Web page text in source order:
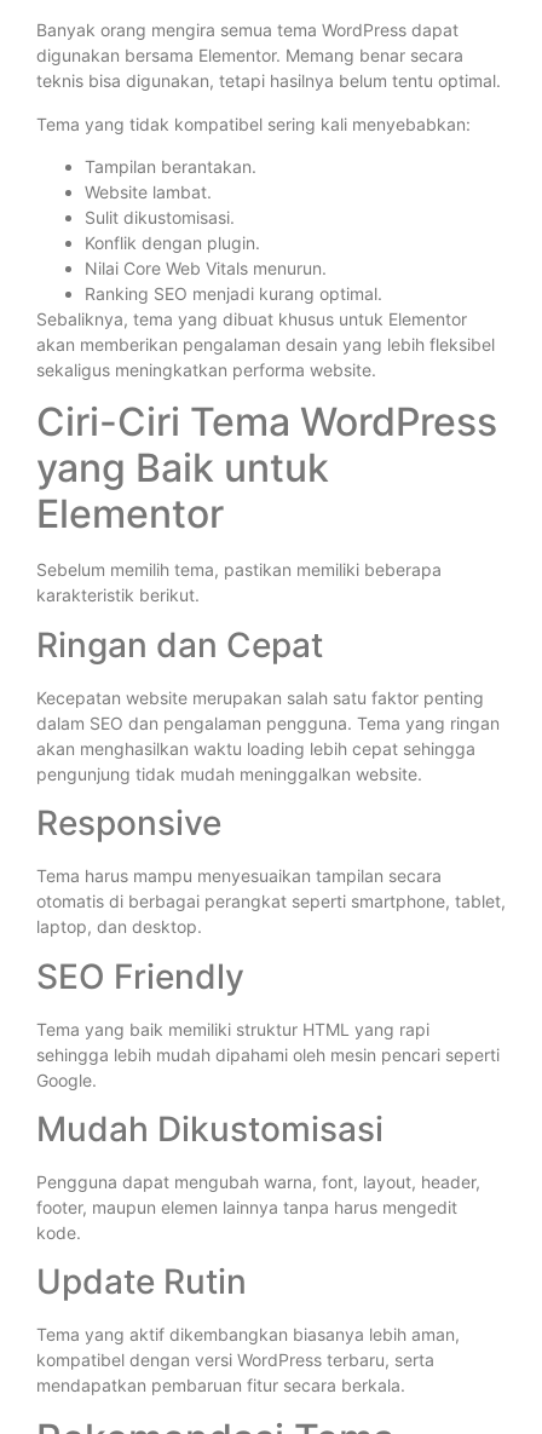
Banyak orang mengira semua tema WordPress dapat
digunakan bersama Elementor. Memang benar secara
teknis bisa digunakan, tetapi hasilnya belum tentu optimal.
Tema yang tidak kompatibel sering kali menyebabkan:
Tampilan berantakan.
Website lambat.
Sulit dikustomisasi.
Konflik dengan plugin.
Nilai Core Web Vitals menurun.
Ranking SEO menjadi kurang optimal.
Sebaliknya, tema yang dibuat khusus untuk Elementor
akan memberikan pengalaman desain yang lebih fleksibel
sekaligus meningkatkan performa website.
Ciri-Ciri Tema WordPress
yang Baik untuk
Elementor
Sebelum memilih tema, pastikan memiliki beberapa
karakteristik berikut.
Ringan dan Cepat
Kecepatan website merupakan salah satu faktor penting
dalam SEO dan pengalaman pengguna. Tema yang ringan
akan menghasilkan waktu loading lebih cepat sehingga
pengunjung tidak mudah meninggalkan website.
Responsive
Tema harus mampu menyesuaikan tampilan secara
otomatis di berbagai perangkat seperti smartphone, tablet,
laptop, dan desktop.
SEO Friendly
Tema yang baik memiliki struktur HTML yang rapi
sehingga lebih mudah dipahami oleh mesin pencari seperti
Google.
Mudah Dikustomisasi
Pengguna dapat mengubah warna, font, layout, header,
footer, maupun elemen lainnya tanpa harus mengedit
kode.
Update Rutin
Tema yang aktif dikembangkan biasanya lebih aman,
kompatibel dengan versi WordPress terbaru, serta
mendapatkan pembaruan fitur secara berkala.